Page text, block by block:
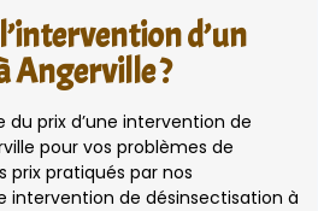
d’un
Angerville ?
prix d’une intervention de
pour vos problèmes de
prix pratiqués par nos
intervention de désinsectisation à